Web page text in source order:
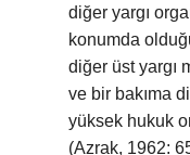
diğer yargı
konumda
diğer üst yargı
ve bir bakıma
yüksek hukuk
(Azrak, 1962: